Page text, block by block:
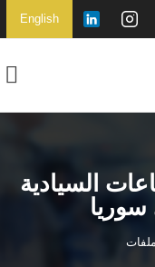
English
السيادية
سوريا
ملفات